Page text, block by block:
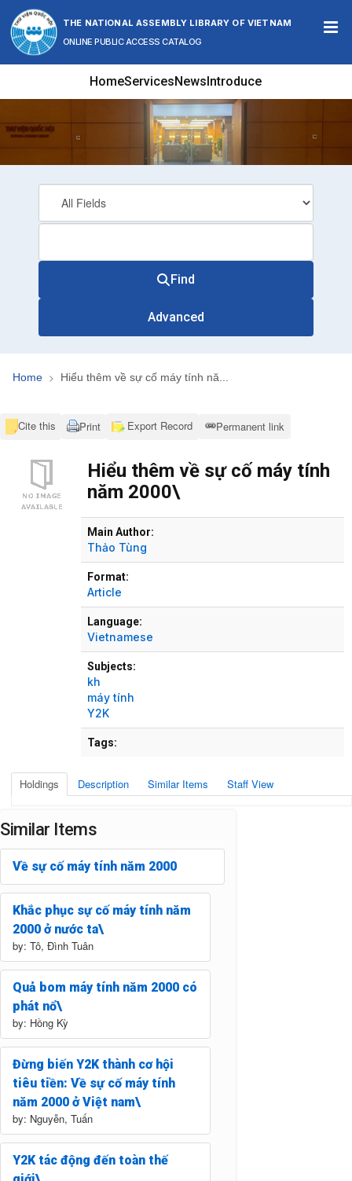
Skip to content
THE NATIONAL ASSEMBLY LIBRARY OF VIETNAM
ONLINE PUBLIC ACCESS CATALOG
HomeServicesNewsIntroduce
Find
Advanced
Home Hiểu thêm về sự cố máy tính nă...
Cite this Print Export Record Permanent link
Hiểu thêm về sự cố máy tính
năm 2000\
Main Author:
Thảo Tùng
Format:
Article
Language:
Vietnamese
Subjects:
kh
máy tính
Y2K
Tags:
Holdings Description Similar Items Staff View
Similar Items
Về sự cố máy tính năm 2000
Khắc phục sự cố máy tính năm
2000 ở nước ta\
by: Tô, Đình Tuân
Quả bom máy tính năm 2000 có
phát nổ\
by: Hồng Kỳ
Đừng biến Y2K thành cơ hội
tiêu tiền: Về sự cố máy tính
năm 2000 ở Việt nam\
by: Nguyễn, Tuấn
Y2K tác động đến toàn thế